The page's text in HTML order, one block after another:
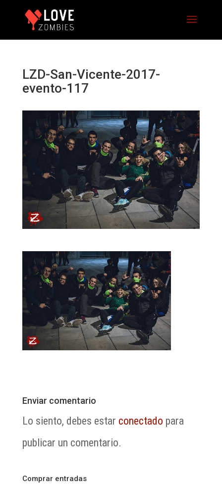
LZD-San-Vicente-2017-
evento-117
Enviar comentario
Lo siento, debes estar conectado para
publicar un comentario.
Comprar entradas